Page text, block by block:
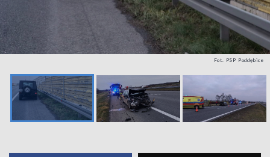
Fot. PSP Poddębice